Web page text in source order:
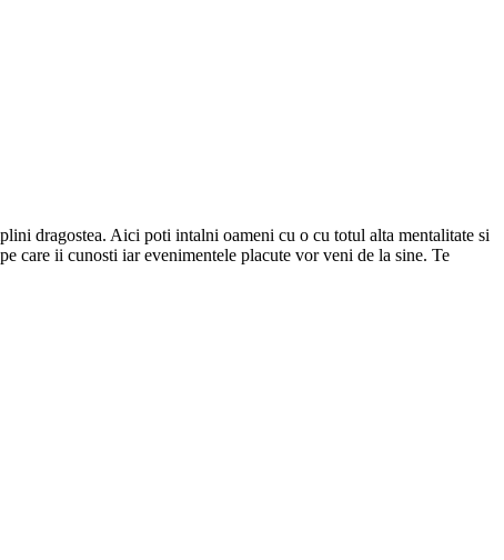
dragostea. Aici poti intalni oameni cu o cu totul alta mentalitate si
care ii cunosti iar evenimentele placute vor veni de la sine. Te